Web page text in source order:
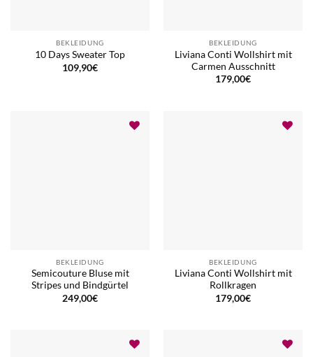
BEKLEIDUNG
10 Days Sweater Top
109,90€
BEKLEIDUNG
Liviana Conti Wollshirt mit
Carmen Ausschnitt
179,00€
BEKLEIDUNG
Semicouture Bluse mit
Stripes und Bindgürtel
249,00€
BEKLEIDUNG
Liviana Conti Wollshirt mit
Rollkragen
179,00€